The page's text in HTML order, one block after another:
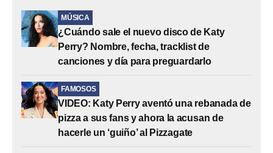
MÚSICA
¿Cuándo sale el nuevo disco de Katy
Perry? Nombre, fecha, tracklist de
canciones y día para preguardarlo
FAMOSOS
VIDEO: Katy Perry aventó una rebanada de
pizza a sus fans y ahora la acusan de
hacerle un ‘guiño’ al Pizzagate